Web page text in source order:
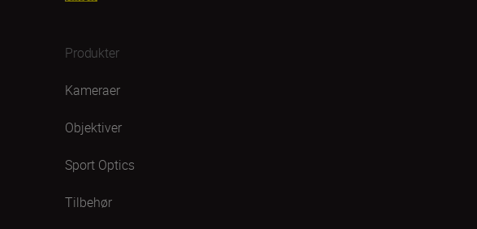
Produkter
Kameraer
Objektiver
Sport Optics
Tilbehør